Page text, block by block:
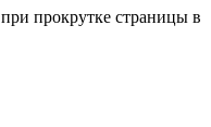
прокрутке страницы в